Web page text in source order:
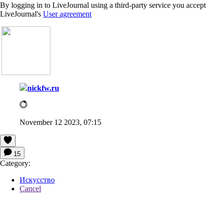
By logging in to LiveJournal using a third-party service you accept
LiveJournal's User agreement
nickfw.ru
November 12 2023, 07:15
15
Category:
Искусство
Cancel